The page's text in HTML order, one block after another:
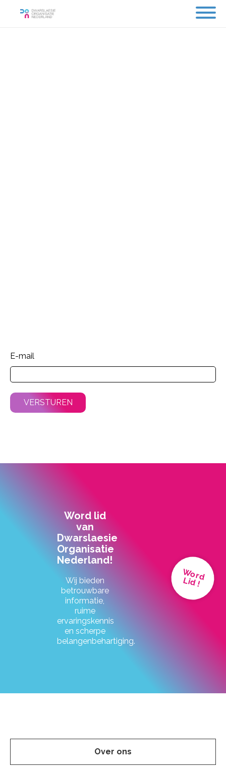
E-mail
VERSTUREN
Word lid
van
Dwarslaesie
Organisatie
Nederland!
Wij bieden
betrouwbare
informatie,
ruime
ervaringskennis
en scherpe
belangenbehartiging.
Word
Lid !
Over ons